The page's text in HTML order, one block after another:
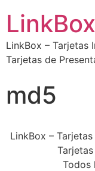
LinkBox
LinkBox – Tarjetas
Tarjetas de
md5
LinkBox –
Todos